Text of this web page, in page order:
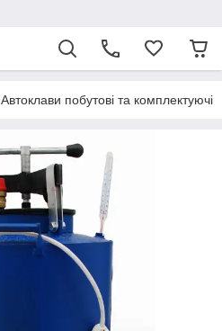
Автоклави побутові та комплектуючі